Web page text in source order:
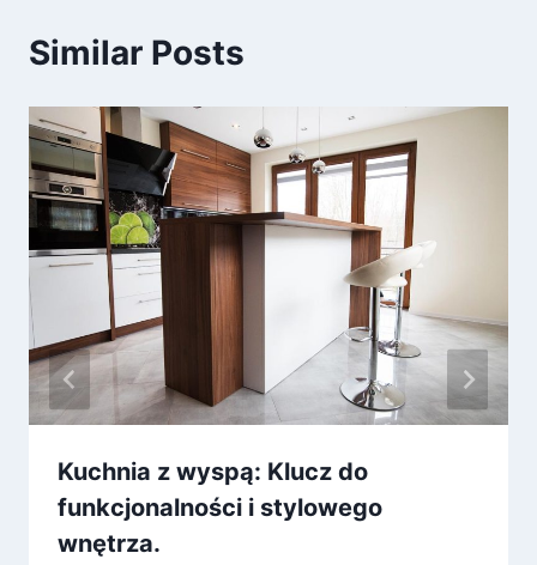
Similar Posts
Kuchnia z wyspą: Klucz do
funkcjonalności i stylowego
wnętrza.